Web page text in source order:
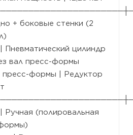
+ боковые стенки (2
Пневматический цилиндр
вал пресс-формы
формы | Редуктор
Ручная (полировальная